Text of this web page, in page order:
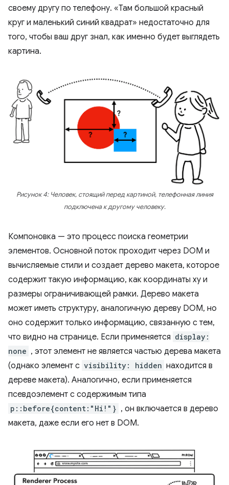
своему другу по телефону. «Там большой красный
круг и маленький синий квадрат» недостаточно для
того, чтобы ваш друг знал, как именно будет выглядеть
картина.
Рисунок 4: Человек, стоящий перед картиной, телефонная линия
подключена к другому человеку.
Компоновка — это процесс поиска геометрии
элементов. Основной поток проходит через DOM и
вычисляемые стили и создает дерево макета, которое
содержит такую ​​информацию, как координаты xy и
размеры ограничивающей рамки. Дерево макета
может иметь структуру, аналогичную дереву DOM, но
оно содержит только информацию, связанную с тем,
что видно на странице. Если применяется display:
none , этот элемент не является частью дерева макета
(однако элемент с visibility: hidden находится в
дереве макета). Аналогично, если применяется
псевдоэлемент с содержимым типа
p::before{content:"Hi!"} , он включается в дерево
макета, даже если его нет в DOM.